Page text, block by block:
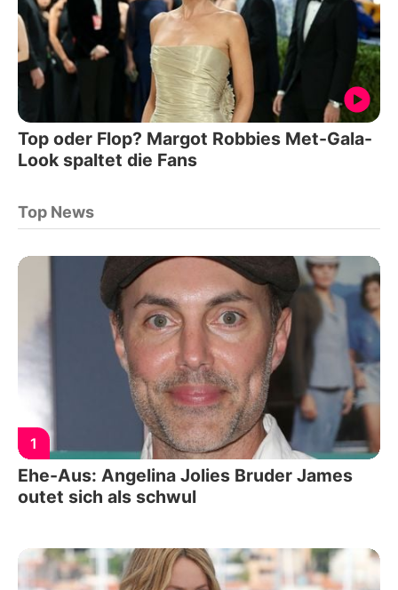
Top oder Flop? Margot Robbies Met-Gala-
Look spaltet die Fans
Top News
1
Ehe-Aus: Angelina Jolies Bruder James
outet sich als schwul